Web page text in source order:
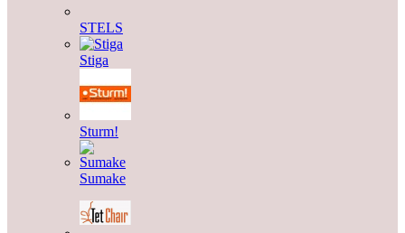
STELS
Stiga
Sturm!
Sumake